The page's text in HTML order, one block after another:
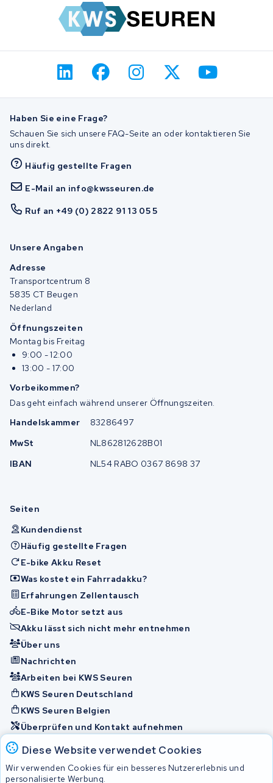
Diese Website verwendet Cookies
Wir verwenden Cookies für ein besseres Nutzererlebnis und
personalisierte Werbung.
Haben Sie eine Frage?
Schauen Sie sich unsere FAQ-Seite an oder kontaktieren Sie
uns direkt.
Häufig gestellte Fragen
E-Mail an info@kwsseuren.de
Ruf an +49 (0) 2822 91 13 05 5
Unsere Angaben
Adresse
Transportcentrum 8
5835 CT Beugen
Nederland
Öffnungszeiten
Montag bis Freitag
9:00 - 12:00
13:00 - 17:00
Vorbeikommen?
Das geht einfach während unserer Öffnungszeiten.
Handelskammer
83286497
MwSt
NL862812628B01
IBAN
NL54 RABO 0367 8698 37
Seiten
Kundendienst
Häufig gestellte Fragen
E-bike Akku Reset
Was kostet ein Fahrradakku?
Erfahrungen Zellentausch
E-Bike Motor setzt aus
Akku lässt sich nicht mehr entnehmen
Über uns
Nachrichten
Arbeiten bei KWS Seuren
KWS Seuren Deutschland
KWS Seuren Belgien
Überprüfen und Kontakt aufnehmen